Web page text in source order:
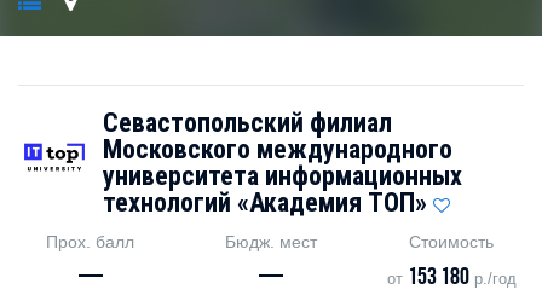
Севастопольский филиал
Московского международного
университета информационных
технологий «Академия TOП»
Прох. балл
—
Бюдж. мест
—
Стоимость
от 153 180р./год